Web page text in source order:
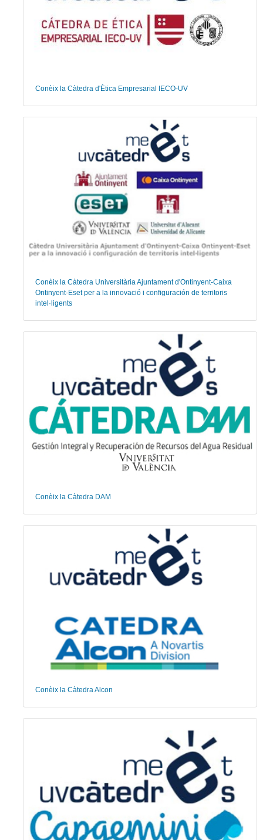
Conèix la Càtedra d'Ètica Empresarial IECO-UV
Conèix la Càtedra Universitària Ajuntament d'Ontinyent-Caixa
Ontinyent-Eset per a la innovació i configuración de territoris
intel·ligents
Conèix la Càtedra DAM
Conèix la Càtedra Alcon